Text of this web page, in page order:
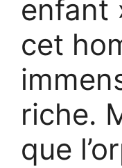
enfant
cet
riche.
que